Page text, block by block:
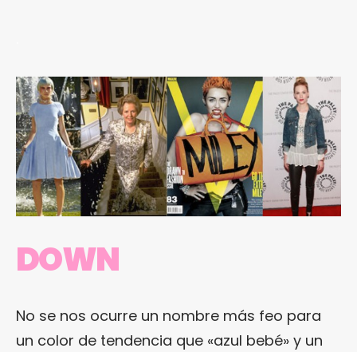
DOWN
No se nos ocurre un nombre más feo para
un color de tendencia que «azul bebé» y un